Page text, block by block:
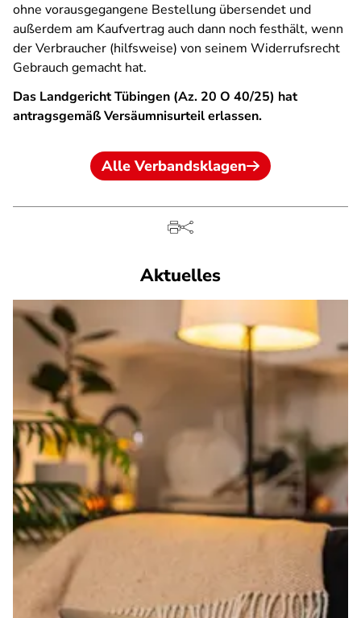
ohne vorausgegangene Bestellung übersendet und
außerdem am Kaufvertrag auch dann noch festhält, wenn
der Verbraucher (hilfsweise) von seinem Widerrufsrecht
Gebrauch gemacht hat.
Das Landgericht Tübingen (Az. 20 O 40/25) hat
antragsgemäß Versäumnisurteil erlassen.
Alle Verbandsklagen
Aktuelles